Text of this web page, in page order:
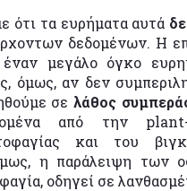
ότι τα ευρήματα αυτά
δεδομένων. Η
μεγάλο όγκο
όμως, αν δεν
σελάθος
από την
και του
η παράλειψη των
οδηγεί σε